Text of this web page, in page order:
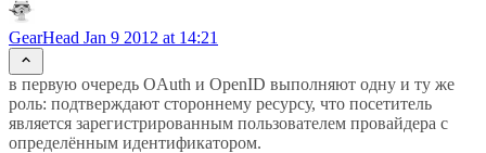
GearHead Jan 9 2012 at 14:21
в первую очередь OAuth и OpenID выполняют одну и ту же
роль: подтверждают стороннему ресурсу, что посетитель
является зарегистрированным пользователем провайдера с
определённым идентификатором.